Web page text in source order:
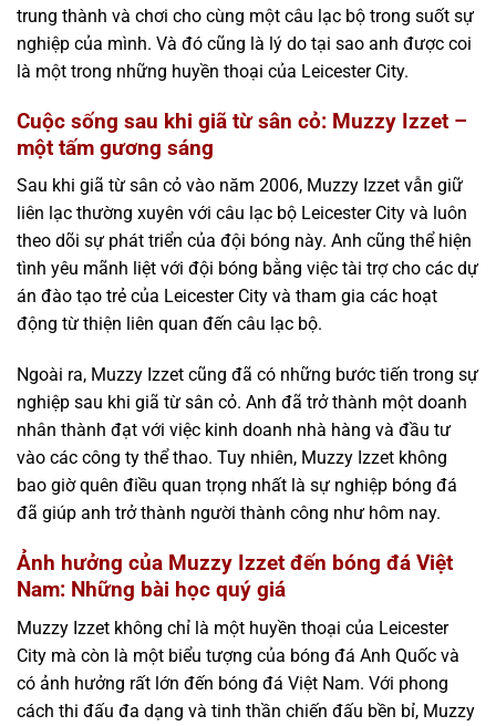
trung thành và chơi cho cùng một câu lạc bộ trong suốt sự
nghiệp của mình. Và đó cũng là lý do tại sao anh được coi
là một trong những huyền thoại của Leicester City.
Cuộc sống sau khi giã từ sân cỏ: Muzzy Izzet –
một tấm gương sáng
Sau khi giã từ sân cỏ vào năm 2006, Muzzy Izzet vẫn giữ
liên lạc thường xuyên với câu lạc bộ Leicester City và luôn
theo dõi sự phát triển của đội bóng này. Anh cũng thể hiện
tình yêu mãnh liệt với đội bóng bằng việc tài trợ cho các dự
án đào tạo trẻ của Leicester City và tham gia các hoạt
động từ thiện liên quan đến câu lạc bộ.
Ngoài ra, Muzzy Izzet cũng đã có những bước tiến trong sự
nghiệp sau khi giã từ sân cỏ. Anh đã trở thành một doanh
nhân thành đạt với việc kinh doanh nhà hàng và đầu tư
vào các công ty thể thao. Tuy nhiên, Muzzy Izzet không
bao giờ quên điều quan trọng nhất là sự nghiệp bóng đá
đã giúp anh trở thành người thành công như hôm nay.
Ảnh hưởng của Muzzy Izzet đến bóng đá Việt
Nam: Những bài học quý giá
Muzzy Izzet không chỉ là một huyền thoại của Leicester
City mà còn là một biểu tượng của bóng đá Anh Quốc và
có ảnh hưởng rất lớn đến bóng đá Việt Nam. Với phong
cách thi đấu đa dạng và tinh thần chiến đấu bền bỉ, Muzzy